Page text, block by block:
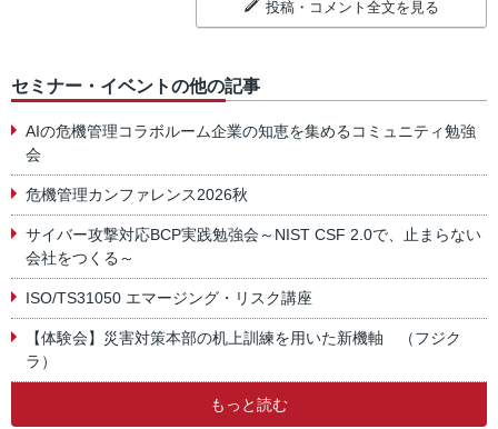
投稿・コメント全文を見る
セミナー・イベントの他の記事
AIの危機管理コラボルーム企業の知恵を集めるコミュニティ勉強
会
危機管理カンファレンス2026秋
サイバー攻撃対応BCP実践勉強会～NIST CSF 2.0で、止まらない
会社をつくる～
ISO/TS31050 エマージング・リスク講座
【体験会】災害対策本部の机上訓練を用いた新機軸 （フジク
ラ）
もっと読む